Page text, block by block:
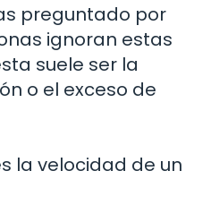
preguntado por
ignoran estas
suele ser la
o el exceso de
la velocidad de un